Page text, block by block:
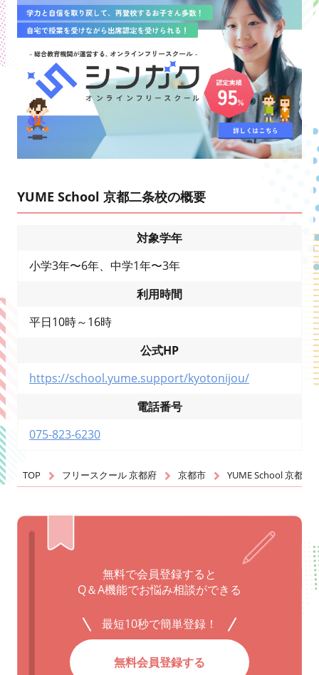
YUME School 京都二条校の概要
対象学年
小学3年〜6年、中学1年〜3年
利用時間
平日10時～16時
公式HP
https://school.yume.support/kyotonijou/
電話番号
075-823-6230
TOP フリースクール 京都府 京都市 YUME School 京都二
無料で会員登録すると
Q＆A機能でお悩み相談ができる
最短10秒で簡単登録！
無料会員登録する